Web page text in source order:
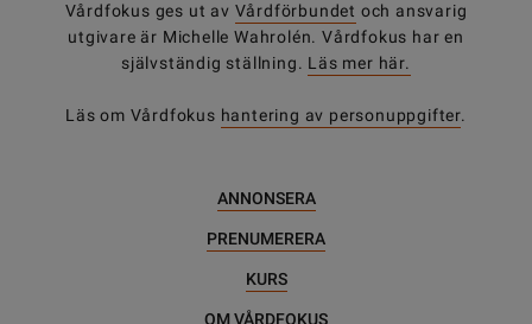
Vårdfokus ges ut av Vårdförbundet och ansvarig
utgivare är Michelle Wahrolén. Vårdfokus har en
självständig ställning. Läs mer här.
Läs om Vårdfokus hantering av personuppgifter.
ANNONSERA
PRENUMERERA
KURS
OM VÅRDFOKUS